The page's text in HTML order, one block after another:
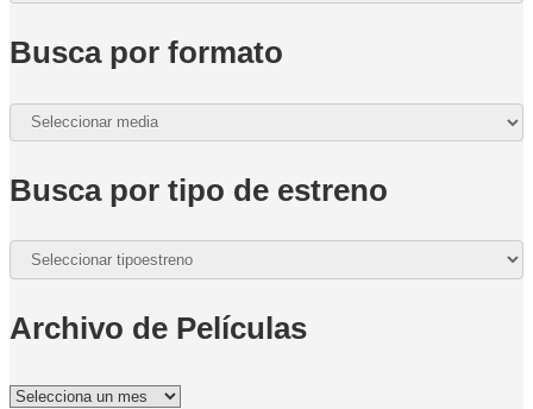
Busca por formato
Busca por tipo de estreno
Archivo de Películas
Archivo